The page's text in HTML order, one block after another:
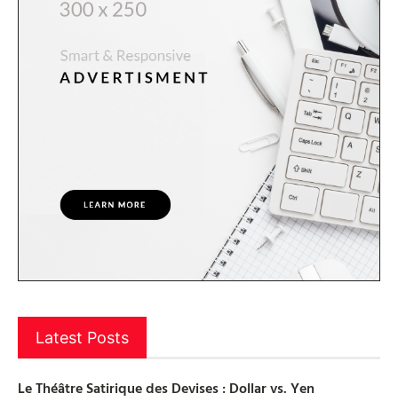
Latest Posts
Le Théâtre Satirique des Devises : Dollar vs. Yen